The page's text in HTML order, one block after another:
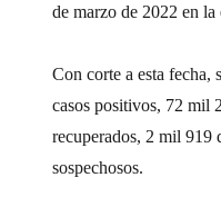
de marzo de 2022 en la
Con corte a esta fecha,
casos positivos, 72 mil
recuperados, 2 mil 919
sospechosos.